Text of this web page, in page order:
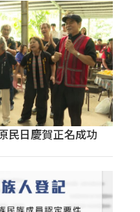
民日慶賀正名成功